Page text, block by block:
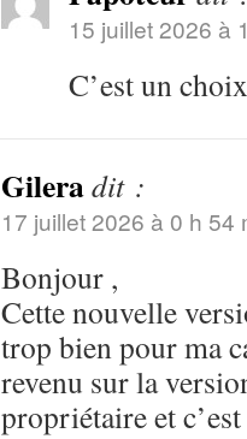
15 juillet 2026 à
C’est un
Gileradit :
17 juillet 2026 à 0 h 54
Bonjour ,
Cette nouvelle
trop bien pour ma
revenu sur la
propriétaire et